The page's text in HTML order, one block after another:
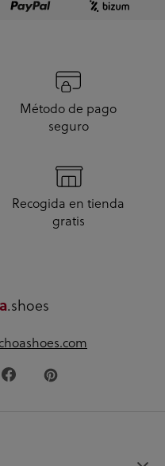
Método de pago
seguro
Recogida en tienda
gratis
.shoes